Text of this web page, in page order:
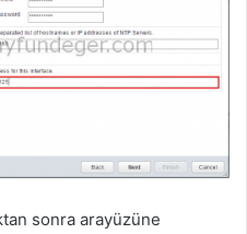
sonra arayüzüne